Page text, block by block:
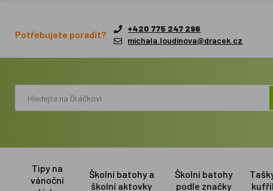
Potřebujete poradit?
+420 775 247 296
michala.loudinova@dracek.cz
Tipy na
vánoční
Školní batohy a
školní aktovky
Školní batohy
podle značky